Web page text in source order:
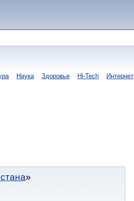
Наука Здоровье Hi-Tech Интернет